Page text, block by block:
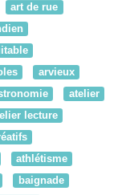
art de rue
arvieux
atelier
lecture
athlétisme
baignade